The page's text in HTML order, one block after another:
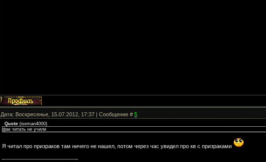
Дата: Воскресенье, 15.07.2012, 17:37 | Сообщение #5
Quote (iseman4000)
фак читать не учили
Я читал про призраков там ничего не нашел, потом через час увидел про кв с призраками